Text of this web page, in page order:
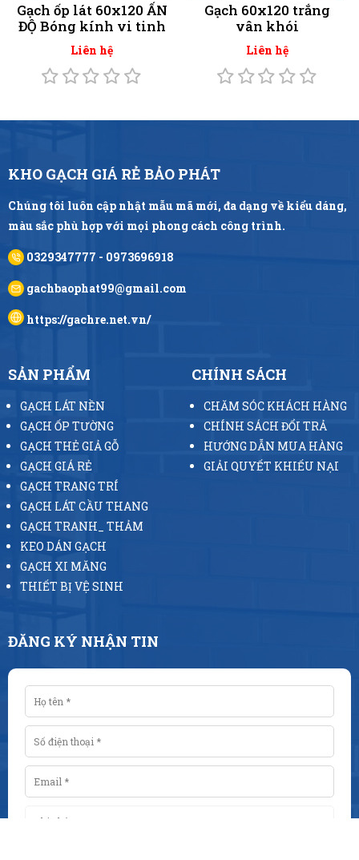
Gạch ốp lát 60x120 ẤN
ĐỘ Bóng kính vi tinh
Liên hệ
Gạch 60x120 trắng
vân khói
Liên hệ
KHO GẠCH GIÁ RẺ BẢO PHÁT
Chúng tôi luôn cập nhật mẫu mã mới, đa dạng về kiểu dáng,
màu sắc phù hợp với mọi phong cách công trình.
0329347777 - 0973696918
gachbaophat99@gmail.com
https://gachre.net.vn/
SẢN PHẨM
GẠCH LÁT NỀN
GẠCH ỐP TƯỜNG
GẠCH THẺ GIẢ GỖ
GẠCH GIÁ RẺ
GẠCH TRANG TRÍ
GẠCH LÁT CẦU THANG
GẠCH TRANH_ THẢM
KEO DÁN GẠCH
GẠCH XI MĂNG
THIẾT BỊ VỆ SINH
CHÍNH SÁCH
CHĂM SÓC KHÁCH HÀNG
CHÍNH SÁCH ĐỔI TRẢ
HƯỚNG DẪN MUA HÀNG
GIẢI QUYẾT KHIẾU NẠI
ĐĂNG KÝ NHẬN TIN